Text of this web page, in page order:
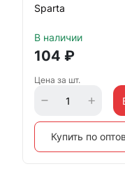
Sparta
В наличии
104 ₽
Цена за шт.
Купить по